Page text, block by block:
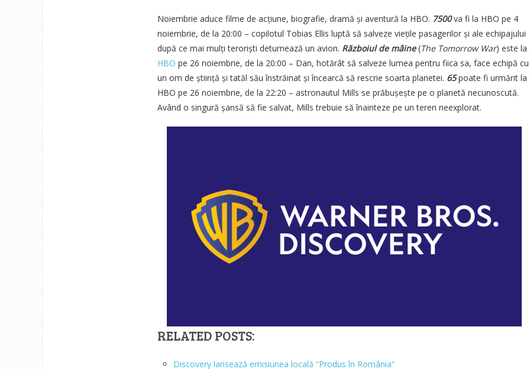
Noiembrie aduce filme de acțiune, biografie, dramă și aventură la HBO. 7500va fi la HBO pe 4
noiembrie, de la 20:00 – copilotul Tobias Ellis luptă să salveze viețile pasagerilor și ale echipajului
după ce mai mulți teroriști deturnează un avion. Războiul de mâine(The Tomorrow War) este la
HBO pe 26 noiembrie, de la 20:00 – Dan, hotărât să salveze lumea pentru fiica sa, face echipă cu
un om de știință și tatăl său înstrăinat și încearcă să rescrie soarta planetei. 65poate fi urmărit la
HBO pe 26 noiembrie, de la 22:20 – astronautul Mills se prăbușește pe o planetă necunoscută.
Având o singură șansă să fie salvat, Mills trebuie să înainteze pe un teren neexplorat.
RELATED POSTS:
Discovery lansează emisiunea locală “Produs în România“